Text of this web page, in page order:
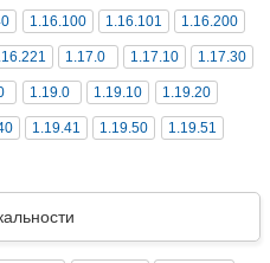
1.16.100 1.16.101 1.16.200
1.17.0 1.17.10 1.17.30
1.19.0 1.19.10 1.19.20
1.19.41 1.19.50 1.19.51